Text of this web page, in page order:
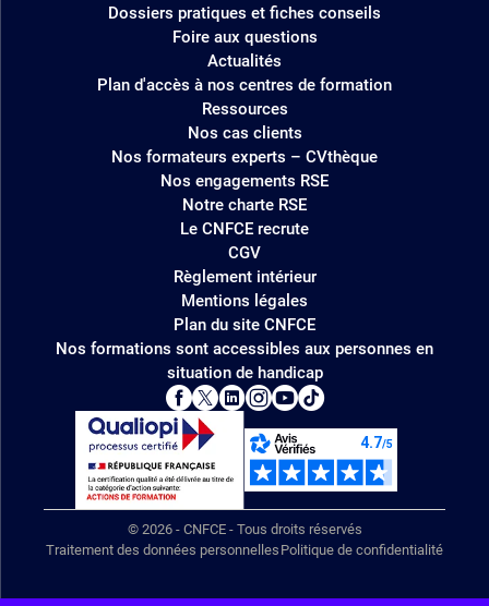
Dossiers pratiques et fiches conseils
Foire aux questions
Actualités
Plan d'accès à nos centres de formation
Ressources
Nos cas clients
Nos formateurs experts – CVthèque
Nos engagements RSE
Notre charte RSE
Le CNFCE recrute
CGV
Règlement intérieur
Mentions légales
Plan du site CNFCE
Nos formations sont accessibles aux personnes en
situation de handicap
© 2026 - CNFCE - Tous droits réservés
Traitement des données personnelles Politique de confidentialité